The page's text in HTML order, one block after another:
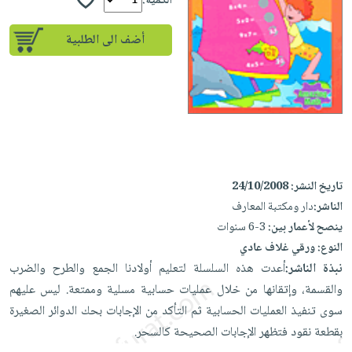
إختياراتنا
كتب
أكاديمية
صندوق
القراءة
iKitab
بلا
حدود
أسئلة
يتكرر
iKitab
على
Android
تحميل
iKitab
على
Apple
أسئلة
يتكرر
طرحها
تحميل
masmu3
على
masmu3
على
Apple
المواضيع
الأكثر
مبيعاً
إختياراتنا
وسائل
القراءة
جوائز
تعليمية
الصحة
والعناية
الشخصية
أجهزة
العناية
الشخصية
العناية
وتصفيف
الشعر
العناية
بالجسم
المطبخ
والسفرة
جديد
الكل
أواني
الطهي
أدوات
متجر
الهدايا
أقسام
أضف الى الطلبية
تاريخ النشر:24/10/2008
الناشر:دار ومكتبة المعارف
ينصح لأعمار بين:3-6 سنوات
النوع:ورقي غلاف عادي
نبذة الناشر:أعدت هذه السلسلة لتعليم أولادنا الجمع والطرح والضرب
والقسمة، وإتقانها من خلال عمليات حسابية مسلية وممتعة. ليس عليهم
سوى تنفيذ العمليات الحسابية ثم التأكد من الإجابات بحك الدوائر الصغيرة
بقطعة نقود فتظهر الإجابات الصحيحة كالسحر.